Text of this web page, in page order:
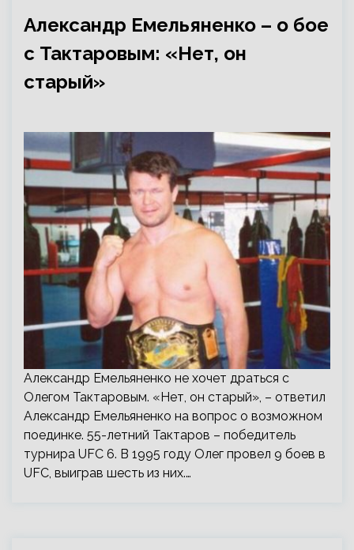
Александр Емельяненко – о бое
с Тактаровым: «Нет, он
старый»
Александр Емельяненко не хочет драться с
Олегом Тактаровым. «Нет, он старый», – ответил
Александр Емельяненко на вопрос о возможном
поединке. 55-летний Тактаров – победитель
турнира UFC 6. В 1995 году Олег провел 9 боев в
UFC, выиграв шесть из них.…